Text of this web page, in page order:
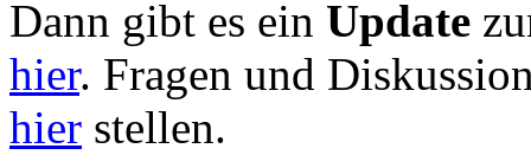
Dann gibt es ein Update
hier. Fragen und
hier stellen.